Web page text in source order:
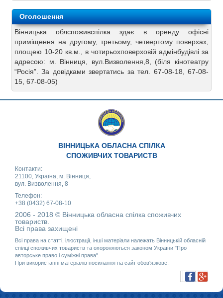
Оголошення
Вінницька облспоживспілка здає в оренду офісні
приміщення на другому, третьому, четвертому поверхах,
площею 10-20 кв.м., в чотирьохповерховій адмінбудівлі за
адресою: м. Вінниця, вул.Визволення,8, (біля кінотеатру
“Росія”. За довідками звертатись за тел. 67-08-18, 67-08-
15, 67-08-05)
ВІННИЦЬКА ОБЛАСНА СПІЛКА
СПОЖИВЧИХ ТОВАРИСТВ
Контакти:
21100, Україна, м. Вінниця,
вул. Визволення, 8
Телефон:
+38 (0432) 67-08-10
2006 - 2018 © Вінницька обласна спілка споживчих
товариств.
Всі права захищені
Всі права на статті, ілюстрації, інші матеріали належать Вінницькій обласній
спілці споживчих товариств та охороняються законом України "Про
авторське право і суміжні права".
При використанні матеріалів посилання на сайт обов'язкове.